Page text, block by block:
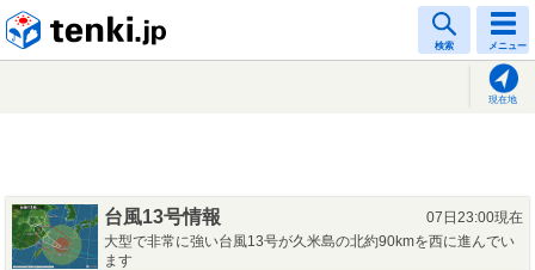
検索 メニュー
現在地
台風13号情報
07日23:00現在
大型で非常に強い台風13号が久米島の北約90kmを西に進んでい
ます